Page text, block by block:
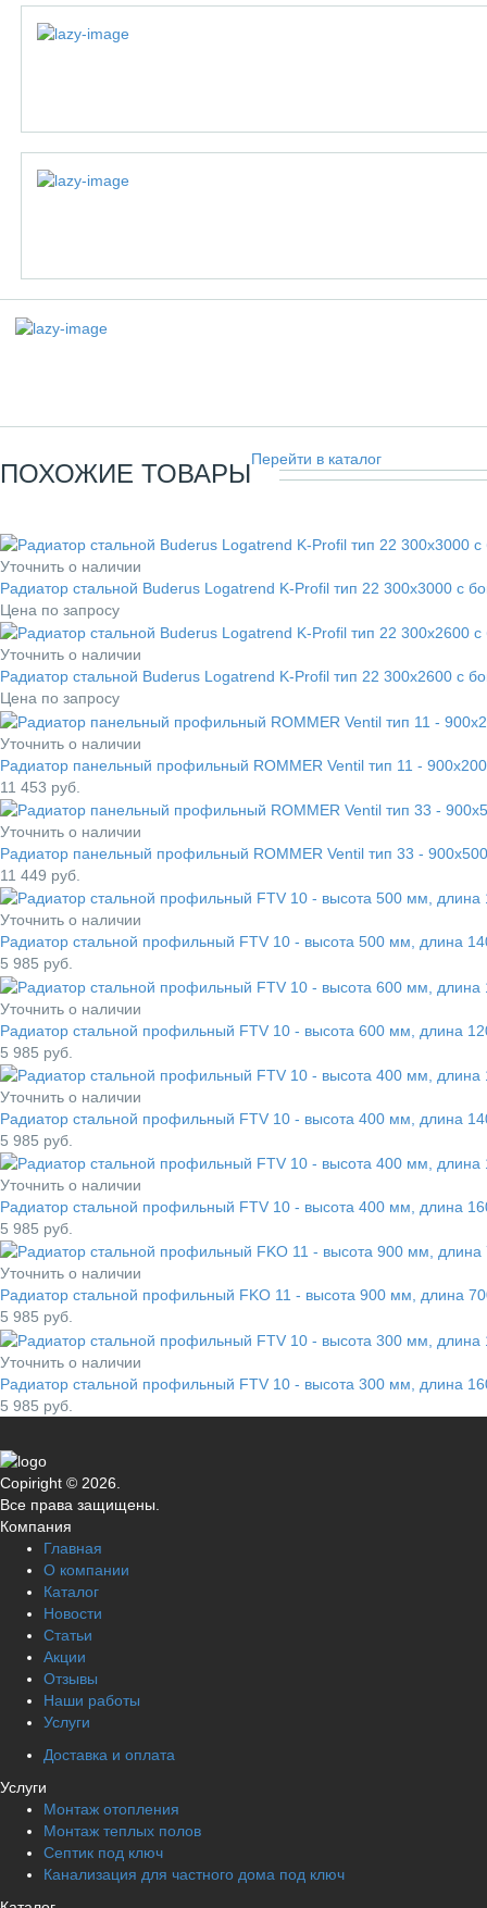
ПОХОЖИЕ ТОВАРЫПерейти в каталог
Уточнить о наличии
Радиатор стальной Buderus Logatrend K-Profil тип 22 300x3000 с
Цена по запросу
Уточнить о наличии
Радиатор стальной Buderus Logatrend K-Profil тип 22 300x2600 с
Цена по запросу
Уточнить о наличии
Радиатор панельный профильный ROMMER Ventil тип 11 -
11 453 руб.
Уточнить о наличии
Радиатор панельный профильный ROMMER Ventil тип 33 -
11 449 руб.
Уточнить о наличии
Радиатор стальной профильный FTV 10 - высота 500 мм, длина
5 985 руб.
Уточнить о наличии
Радиатор стальной профильный FTV 10 - высота 600 мм, длина
5 985 руб.
Уточнить о наличии
Радиатор стальной профильный FTV 10 - высота 400 мм, длина
5 985 руб.
Уточнить о наличии
Радиатор стальной профильный FTV 10 - высота 400 мм, длина
5 985 руб.
Уточнить о наличии
Радиатор стальной профильный FKO 11 - высота 900 мм, длина
5 985 руб.
Уточнить о наличии
Радиатор стальной профильный FTV 10 - высота 300 мм, длина
5 985 руб.
Copiright © 2026.
Все права защищены.
Компания
Главная
О компании
Каталог
Новости
Статьи
Акции
Отзывы
Наши работы
Услуги
Доставка и оплата
Услуги
Монтаж отопления
Монтаж теплых полов
Септик под ключ
Канализация для частного дома под ключ